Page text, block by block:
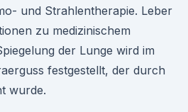
und Strahlentherapie. Leber
zu medizinischem
der Lunge wird im
festgestellt, der durch
wurde.